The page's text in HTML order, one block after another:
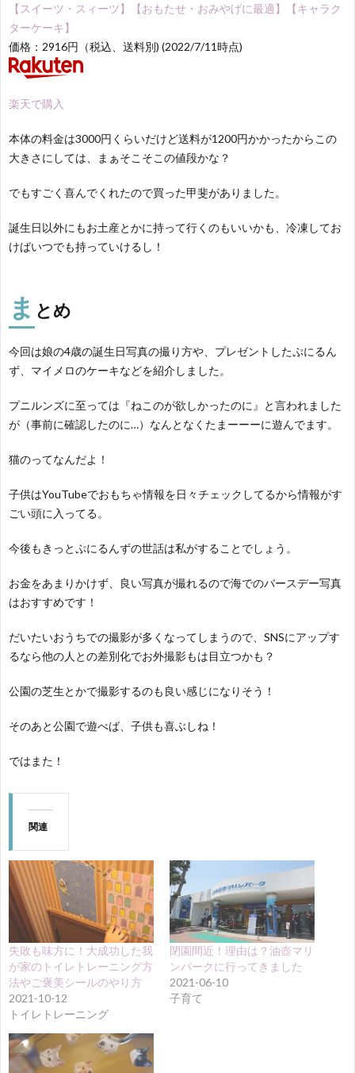
【スイーツ・スィーツ】【おもたせ・おみやげに最適】【キャラク
ターケーキ】
価格：2916円（税込、送料別) (2022/7/11時点)
楽天で購入
本体の料金は3000円くらいだけど送料が1200円かかったからこの
大きさにしては、まぁそこそこの値段かな？
でもすごく喜んでくれたので買った甲斐がありました。
誕生日以外にもお土産とかに持って行くのもいいかも、冷凍してお
けばいつでも持っていけるし！
ま とめ
今回は娘の4歳の誕生日写真の撮り方や、プレゼントしたぷにるん
ず、マイメロのケーキなどを紹介しました。
プニルンズに至っては『ねこのが欲しかったのに』と言われました
が（事前に確認したのに…）なんとなくたまーーーに遊んでます。
猫のってなんだよ！
子供はYouTubeでおもちゃ情報を日々チェックしてるから情報がす
ごい頭に入ってる。
今後もきっとぷにるんずの世話は私がすることでしょう。
お金をあまりかけず、良い写真が撮れるので海でのバースデー写真
はおすすめです！
だいたいおうちでの撮影が多くなってしまうので、SNSにアップす
るなら他の人との差別化でお外撮影もは目立つかも？
公園の芝生とかで撮影するのも良い感じになりそう！
そのあと公園で遊べば、子供も喜ぶしね！
ではまた！
関連
失敗も味方に！大成功した我
が家のトイレトレーニング方
法やご褒美シールのやり方
2021-10-12
トイレトレーニング
閉園間近！理由は？油壺マリ
ンパークに行ってきました
2021-06-10
子育て